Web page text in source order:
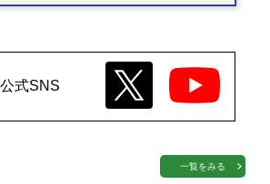
式SNS
一覧をみる